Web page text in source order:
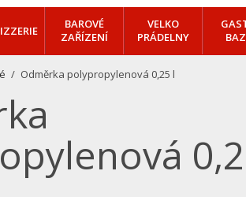
BAROVÉ
ZAŘÍZENÍ
VELKO
PRÁDELNY
Odměrka polypropylenová 0,25 l